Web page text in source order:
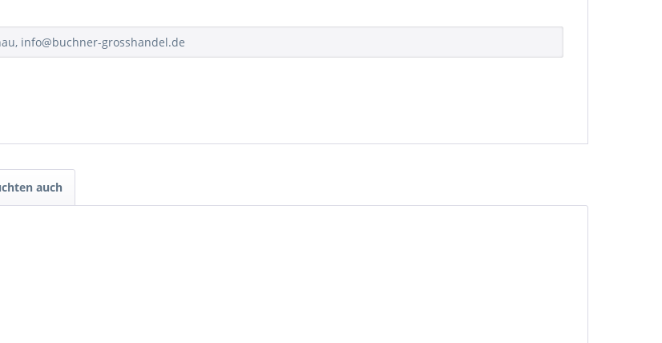
info@buchner-grosshandel.de
auch